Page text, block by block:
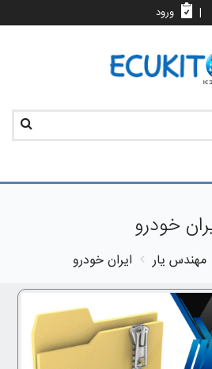
| ورود
خودرو
مهندس یار ایران خودرو